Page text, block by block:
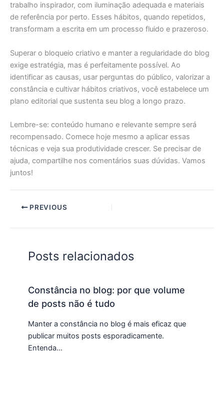
trabalho inspirador, com iluminação adequada e materiais
de referência por perto. Esses hábitos, quando repetidos,
transformam a escrita em um processo fluido e prazeroso.
Superar o bloqueio criativo e manter a regularidade do blog
exige estratégia, mas é perfeitamente possível. Ao
identificar as causas, usar perguntas do público, valorizar a
constância e cultivar hábitos criativos, você estabelece um
plano editorial que sustenta seu blog a longo prazo.
Lembre-se: conteúdo humano e relevante sempre será
recompensado. Comece hoje mesmo a aplicar essas
técnicas e veja sua produtividade crescer. Se precisar de
ajuda, compartilhe nos comentários suas dúvidas. Vamos
juntos!
PREVIOUS
Posts relacionados
Constância no blog: por que volume
de posts não é tudo
Manter a constância no blog é mais eficaz que
publicar muitos posts esporadicamente.
Entenda…